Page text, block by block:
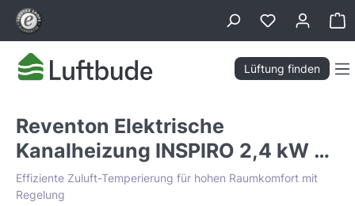
springen
Lüftung finden
Reventon Elektrische
Kanalheizung INSPIRO 2,4 kW Ø
200 mm
Effiziente Zuluft-Temperierung für hohen Raumkomfort mit
Regelung